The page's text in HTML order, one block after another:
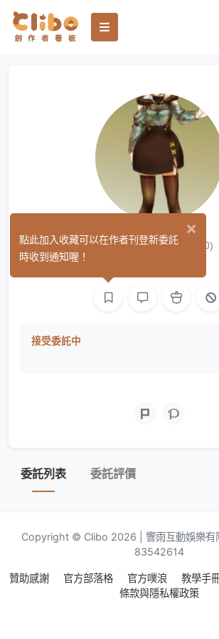
Micoas_南 (0)
接受委託中
委託列表 委託評價
Copyright © Clibo 2026 | 響雨互動娛樂有
83542614
贊助感謝 官方部落格 官方噗浪 教學手
條款與隱私權政策
×
點此加入收藏可以在作者刊登新委託
時收到通知喔！